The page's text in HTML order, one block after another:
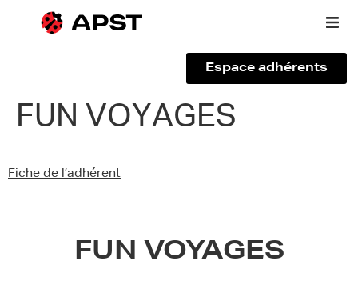
Qui sommes-nous ?
Espace adhérents
FUN VOYAGES
Fiche de l’adhérent
FUN VOYAGES